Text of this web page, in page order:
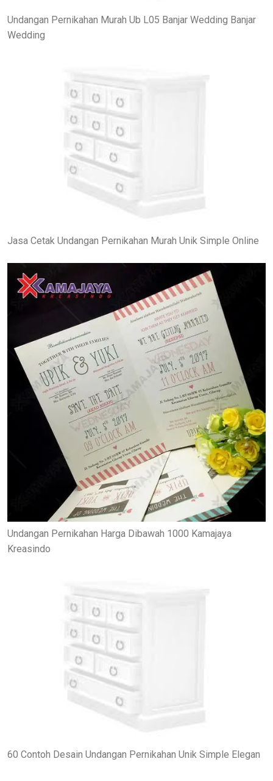
Undangan Pernikahan Murah Ub L05 Banjar Wedding Banjar
Wedding
Jasa Cetak Undangan Pernikahan Murah Unik Simple Online
Undangan Pernikahan Harga Dibawah 1000 Kamajaya
Kreasindo
60 Contoh Desain Undangan Pernikahan Unik Simple Elegan